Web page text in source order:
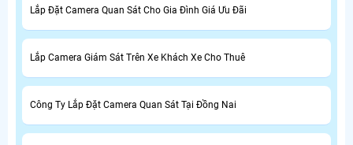
Lắp Đặt Camera Quan Sát Cho Gia Đình Giá Ưu Đãi
Lắp Camera Giám Sát Trên Xe Khách Xe Cho Thuê
Công Ty Lắp Đặt Camera Quan Sát Tại Đồng Nai